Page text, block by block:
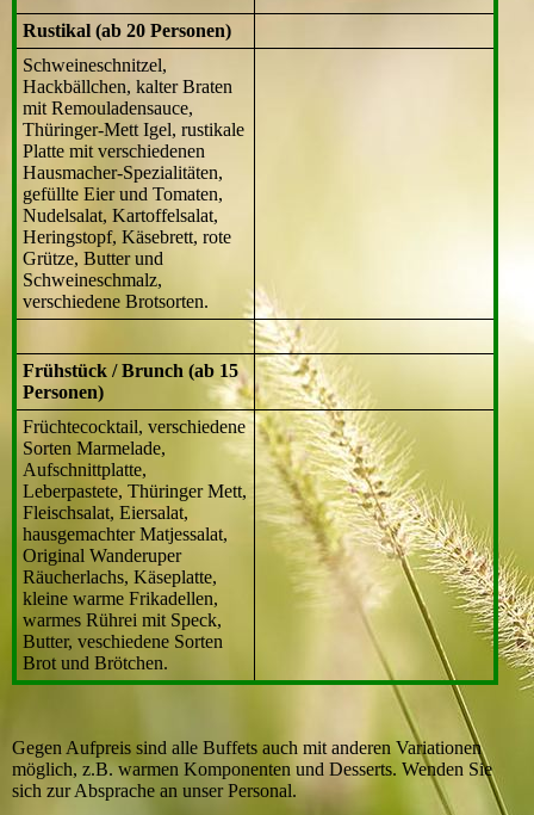
Rustikal (ab 20 Personen)
Schweineschnitzel,
Hackbällchen, kalter Braten
mit Remouladensauce,
Thüringer-Mett Igel, rustikale
Platte mit verschiedenen
Hausmacher-Spezialitäten,
gefüllte Eier und Tomaten,
Nudelsalat, Kartoffelsalat,
Heringstopf, Käsebrett, rote
Grütze, Butter und
Schweineschmalz,
verschiedene Brotsorten.
Frühstück / Brunch (ab 15
Personen)
Früchtecocktail, verschiedene
Sorten Marmelade,
Aufschnittplatte,
Leberpastete, Thüringer Mett,
Fleischsalat, Eiersalat,
hausgemachter Matjessalat,
Original Wanderuper
Räucherlachs, Käseplatte,
kleine warme Frikadellen,
warmes Rührei mit Speck,
Butter, veschiedene Sorten
Brot und Brötchen.
Gegen Aufpreis sind alle Buffets auch mit anderen Variationen
möglich, z.B. warmen Komponenten und Desserts. Wenden Sie
sich zur Absprache an unser Personal.